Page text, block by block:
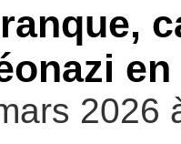
2026